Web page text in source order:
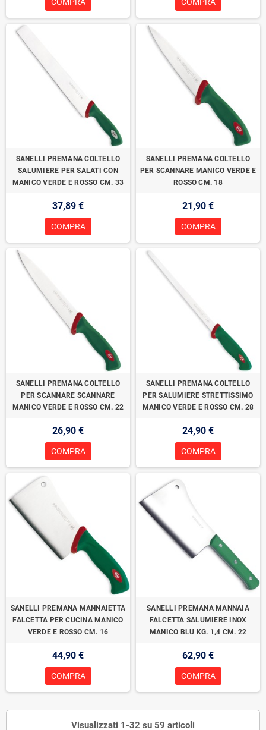
SANELLI PREMANA COLTELLO
SALUMIERE PER SALATI CON
MANICO VERDE E ROSSO CM. 33
37,89 €
COMPRA
SANELLI PREMANA COLTELLO
PER SCANNARE MANICO VERDE E
ROSSO CM. 18
21,90 €
COMPRA
SANELLI PREMANA COLTELLO
PER SCANNARE SCANNARE
MANICO VERDE E ROSSO CM. 22
26,90 €
COMPRA
SANELLI PREMANA COLTELLO
PER SALUMIERE STRETTISSIMO
MANICO VERDE E ROSSO CM. 28
24,90 €
COMPRA
SANELLI PREMANA MANNAIETTA
FALCETTA PER CUCINA MANICO
VERDE E ROSSO CM. 16
44,90 €
COMPRA
SANELLI PREMANA MANNAIA
FALCETTA SALUMIERE INOX
MANICO BLU KG. 1,4 CM. 22
62,90 €
COMPRA
Visualizzati 1-32 su 59 articoli